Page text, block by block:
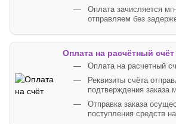
Оплата зачисляется
отправляем без
Оплата на расчётный
Оплата на расчетный
Реквизиты счёта
подтверждения заказа
Отправка заказа
поступления средств